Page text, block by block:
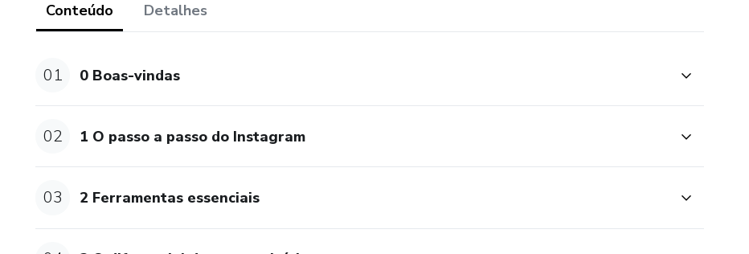
Conteúdo Detalhes
01 0 Boas-vindas
02 1 O passo a passo do Instagram
03 2 Ferramentas essenciais